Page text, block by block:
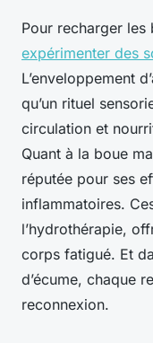
Pour recharger les
expérimenter des
L’enveloppement
qu’un rituel
circulation et
Quant à la boue
réputée pour ses
inflammatoires.
l’hydrothérapie,
corps fatigué. Et
d’écume, chaque
reconnexion.